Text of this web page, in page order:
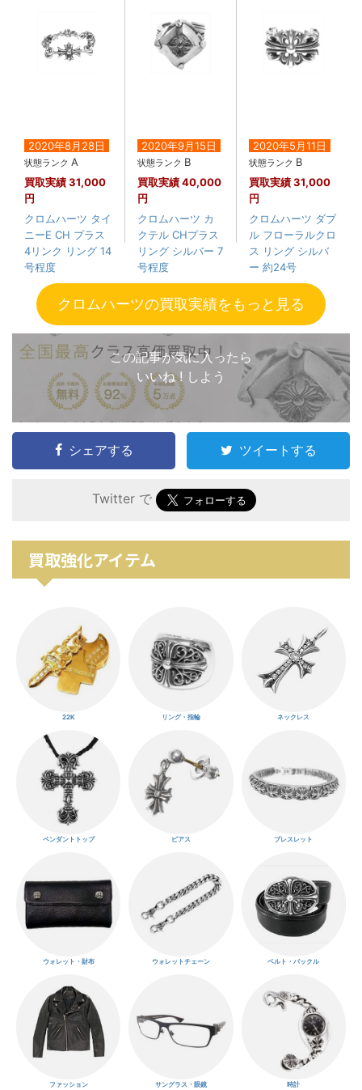
2020年8月28日
状態ランク A
買取実績31,000
円
クロムハーツ タイ
ニーE CH プラス
4リンク リング 14
号程度
2020年9月15日
状態ランク B
買取実績40,000
円
クロムハーツ カ
クテル CHプラス
リング シルバー 7
号程度
2020年5月11日
状態ランク B
買取実績31,000
円
クロムハーツ ダブ
ル フローラルクロ
ス リング シルバ
ー 約24号
クロムハーツの買取実績をもっと見る
この記事が気に入ったら
いいね ! しよう
シェアする ツイートする
Twitter で
買取強化アイテム
22K リング・指輪 ネックレス
ペンダントトップ ピアス ブレスレット
ウォレット・財布 ウォレットチェーン ベルト・バックル
ファッション サングラス・眼鏡 時計